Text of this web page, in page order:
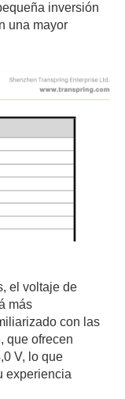
inversión
una mayor
el voltaje de
más
con las
que ofrecen
V, lo que
experiencia